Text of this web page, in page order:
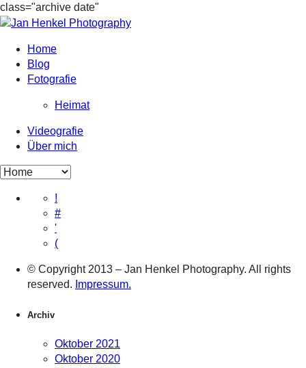
class="archive date"
Home
Blog
Fotografie
Heimat
Videografie
Über mich
!
#
'
(
© Copyright 2013 – Jan Henkel Photography. All rights
reserved. Impressum.
Archiv
Oktober 2021
Oktober 2020